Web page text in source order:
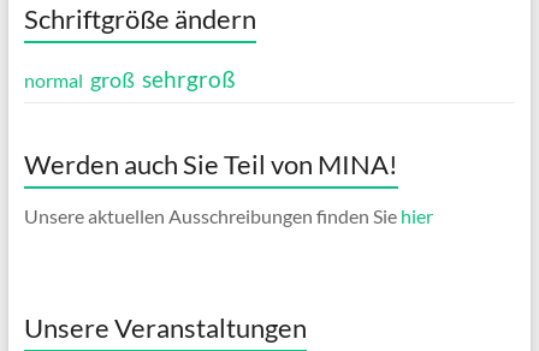
Schriftgröße ändern
normal groß sehrgroß
Werden auch Sie Teil von MINA!
Unsere aktuellen Ausschreibungen finden Sie hier
Unsere Veranstaltungen